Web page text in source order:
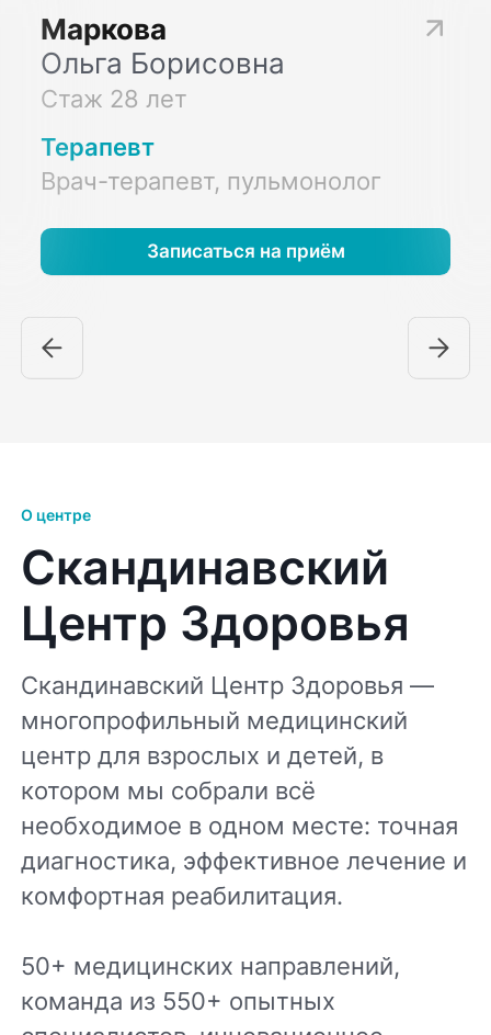
Маркова
Ольга Борисовна
Стаж 28 лет
Терапевт
Врач-терапевт, пульмонолог
Записаться на приём
О центре
Скандинавский
Центр Здоровья
Скандинавский Центр Здоровья —
многопрофильный медицинский
центр для взрослых и детей, в
котором мы собрали всё
необходимое в одном месте: точная
диагностика, эффективное лечение и
комфортная реабилитация.
50+ медицинских направлений,
команда из 550+ опытных